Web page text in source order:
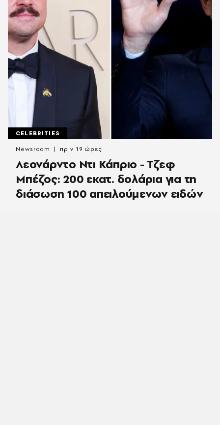
CELEBRITIES
Λεονάρντο Ντι Κάπριο - Τζεφ
Μπέζος: 200 εκατ. δολάρια για τη
διάσωση 100 απειλούμενων ειδών
Newsroom πριν 19 ώρες